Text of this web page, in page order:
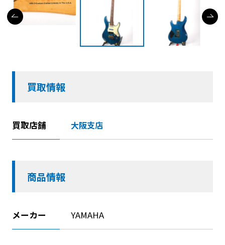
買取情報
買取店舗 大阪支店
商品情報
メーカー YAMAHA